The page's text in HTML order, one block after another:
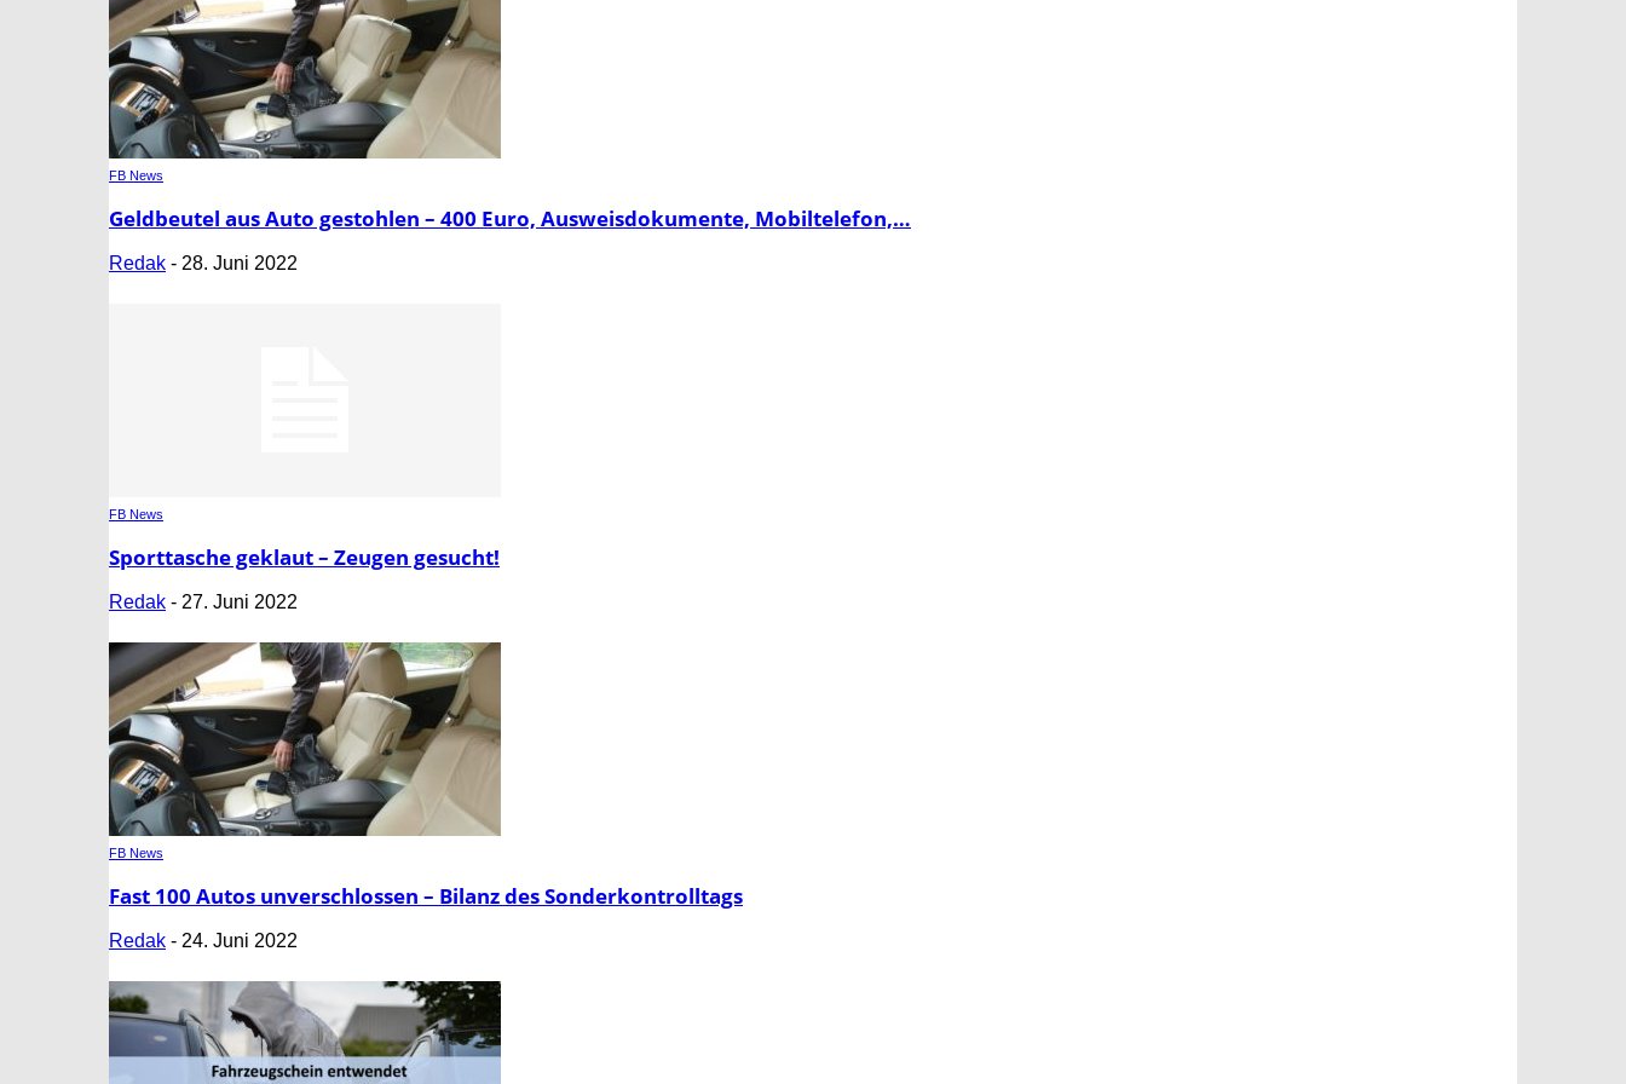
FB News
Geldbeutel aus Auto gestohlen – 400 Euro, Ausweisdokumente, Mobiltelefon,…
Redak - 28. Juni 2022
FB News
Sporttasche geklaut – Zeugen gesucht!
Redak - 27. Juni 2022
FB News
Fast 100 Autos unverschlossen – Bilanz des Sonderkontrolltags
Redak - 24. Juni 2022